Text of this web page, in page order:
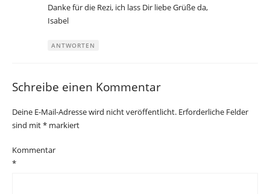
Danke für die Rezi, ich lass Dir liebe Grüße da,
Isabel
ANTWORTEN
Schreibe einen Kommentar
Deine E-Mail-Adresse wird nicht veröffentlicht. Erforderliche Felder
sind mit* markiert
Kommentar
*